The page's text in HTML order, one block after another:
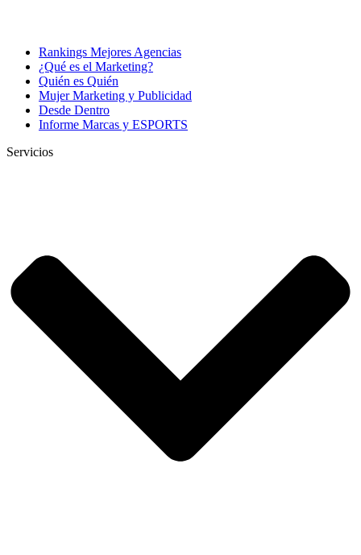
Rankings Mejores Agencias
¿Qué es el Marketing?
Quién es Quién
Mujer Marketing y Publicidad
Desde Dentro
Informe Marcas y ESPORTS
Servicios